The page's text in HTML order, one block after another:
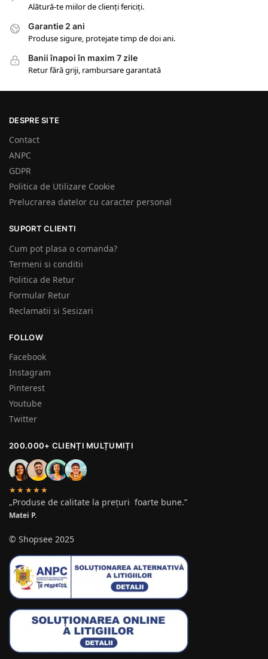
Alătură-te miilor de clienți fericiți.
Garantie 2 ani
Produse sigure, protejate timp de doi ani.
Banii înapoi în maxim 7 zile
Retur fără griji, rambursare garantată
DESPRE SITE
Contact
ANPC
GDPR
Politica de Utilizare Cookie
Prelucrarea datelor cu caracter personal
SUPORT CLIENTI
Cum pot plasa o comanda?
Termeni si conditii
Politica de Retur
Formular Retur
Reclamatii si Sesizari
FOLLOW
Facebook
Instagram
Pinterest
Youtube
Twitter
200.000+ CLIENȚI MULȚUMIȚI
★★★★★
„Produse de calitate la prețuri foarte bune.”
Matei P.
© Shopsee 2025